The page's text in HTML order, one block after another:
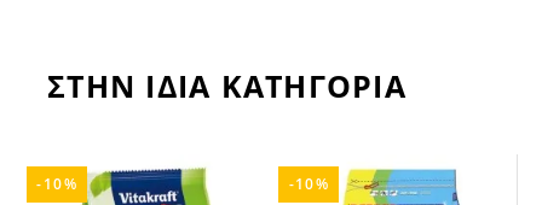
ΣΤΗΝ ΙΔΙΑ ΚΑΤΗΓΟΡΙΑ
-10% -10%